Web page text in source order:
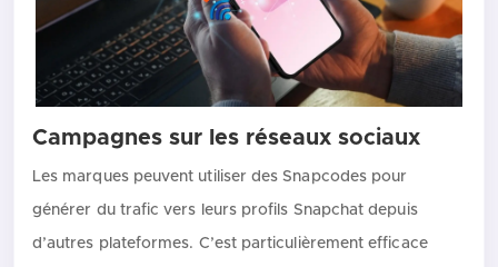
Campagnes sur les réseaux sociaux
Les marques peuvent utiliser des Snapcodes pour
générer du trafic vers leurs profils Snapchat depuis
d’autres plateformes. C’est particulièrement efficace